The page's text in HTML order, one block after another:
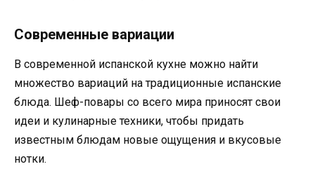
Современные вариации
В современной испанской кухне можно найти
множество вариаций на традиционные испанские
блюда. Шеф-повары со всего мира приносят свои
идеи и кулинарные техники, чтобы придать
известным блюдам новые ощущения и вкусовые
нотки.